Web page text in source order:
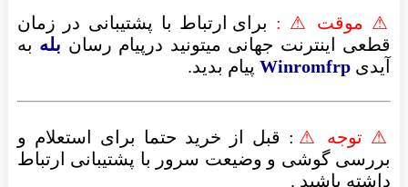
⚠ موقت ⚠ : برای ارتباط با پشتیبانی در زمان
قطعی اینترنت جهانی میتونید درپیام رسان بله به
آیدی Winromfrp پیام بدید.
⚠ توجه ⚠ : قبل از خرید حتما برای استعلام و
بررسی گوشی و وضیعت سرور با پشتیبانی ارتباط
داشته باشید .